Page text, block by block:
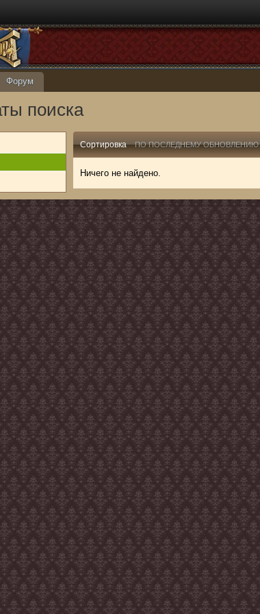
Форум
поиска
Сортировка ПО ПОСЛЕДНЕМУ ОБНОВЛЕНИЮ
Ничего не найдено.